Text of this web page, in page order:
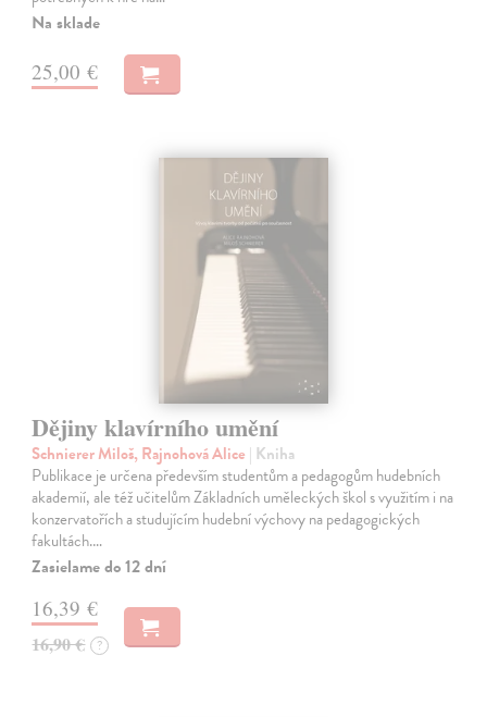
Na sklade
25,00 €
Dějiny klavírního umění
Schnierer Miloš, Rajnohová Alice | Kniha
Publikace je určena především studentům a pedagogům hudebních
akademií, ale též učitelům Základních uměleckých škol s využitím i na
konzervatořích a studujícím hudební výchovy na pedagogických
fakultách.…
Zasielame do 12 dní
16,39 €
16,90 € ?